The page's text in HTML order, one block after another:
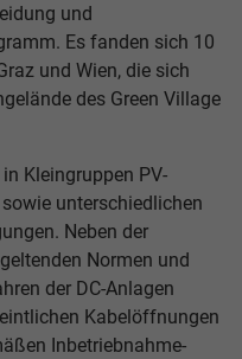
und
Es fanden sich 10
und Wien, die sich
des Green Village
Kleingruppen PV-
unterschiedlichen
Neben der
Normen und
der DC-Anlagen
Kabelöffnungen
Inbetriebnahme-